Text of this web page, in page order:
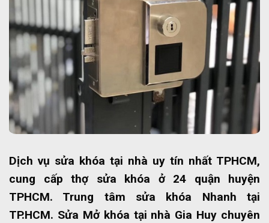
Dịch vụ sửa khóa tại nhà uy tín nhất TPHCM,
cung cấp thợ sửa khóa ở 24 quận huyện
TPHCM. Trung tâm sửa khóa Nhanh tại
TP.HCM. Sửa Mở khóa tại nhà Gia Huy chuyên